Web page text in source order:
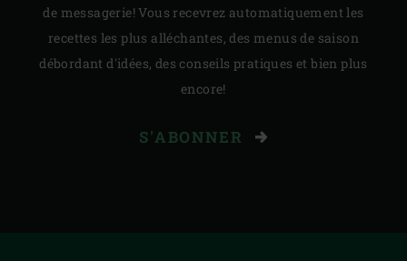
de messagerie! Vous recevrez automatiquement les
recettes les plus alléchantes, des menus de saison
débordant d'idées, des conseils pratiques et bien plus
encore!
S'ABONNER